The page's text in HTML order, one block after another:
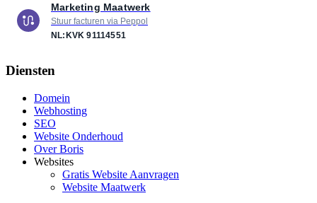
Marketing Maatwerk
Stuur facturen via Peppol
NL:KVK 91114551
Diensten
Domein
Webhosting
SEO
Website Onderhoud
Over Boris
Websites
Gratis Website Aanvragen
Website Maatwerk